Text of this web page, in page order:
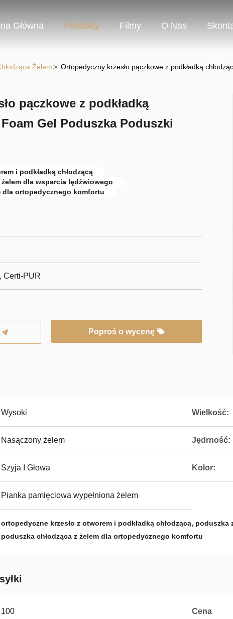
Główna Produkty Filmy O Nas
Żelem> Ortopedyczny krzesło pączkowe z podkładką
pączkowe z podkładką
Gel Poduszka Poduszki
i podkładką chłodzącą
dla wsparcia lędźwiowego
dla ortopedycznego komfortu
Certi-PUR
Poproś o wycenę
Wysoki Wielkość:
Nasączony żelem Jędrność:
Szyja I Głowa Kolor:
Pianka pamięciowa wypełniona żelem
ortopedyczne krzesło z otworem i podkładką chłodzącą, poduszka
poduszka chłodząca z żelem dla ortopedycznego komfortu
100 Cena